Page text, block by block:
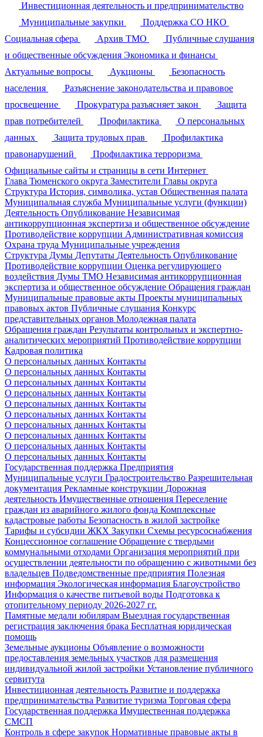
Инвестиционная деятельность и предпринимательство
Муниципальные закупки
Поддержка СО НКО
Социальная сфера
Архив ТМО
Публичные слушания
и общественные обсуждения Экономика и финансы
Актуальные вопросы
Аукционы
Безопасность
населения
Разъяснение законодательства и правовое
просвещение
Прокуратура разъясняет закон
Защита
прав потребителей
Профилактика
О персональных
данных
Защита трудовых прав
Профилактика
правонарушений
Профилактика терроризма
Официальные сайты и страницы в сети Интернет
Глава Тюменского округа Заместители Главы округа
Структура История, символика, устав Общественная палата
Муниципальная служба Муниципальные услуги (функции)
Деятельность Опубликование Независимая
антикоррупционная экспертиза и общественное обсуждение
Противодействие коррупции Административная комиссия
Охрана труда Муниципальные учреждения
Структура Думы Депутаты Деятельность Опубликование
Противодействие коррупции Оценка регулирующего
воздействия Думы ТМО Независимая антикоррупционная
экспертиза и общественное обсуждение Обращения граждан
Муниципальные правовые акты Проекты муниципальных
правовых актов Публичные слушания Конкурс
представительных органов Молодежная палата
Обращения граждан Результаты контрольных и экспертно-
аналитических мероприятий Противодействие коррупции
Кадровая политика
О персональных данных Контакты
О персональных данных Контакты
О персональных данных Контакты
О персональных данных Контакты
О персональных данных Контакты
О персональных данных Контакты
О персональных данных Контакты
О персональных данных Контакты
О персональных данных Контакты
О персональных данных Контакты
Государственная поддержка Предприятия
Муниципальные услуги Градостроительство Разрешительная
документация Рекламные конструкции Дорожная
деятельность Имущественные отношения Переселение
граждан из аварийного жилого фонда Комплексные
кадастровые работы Безопасность в жилой застройке
Тарифы и субсидии ЖКХ Закупки Схемы ресурсоснабжения
Концессионное соглашение Обращение с твердыми
коммунальными отходами Организация мероприятий при
осуществлении деятельности по обращению с животными без
владельцев Подведомственные предприятия Полезная
информация Экологическая информация Благоустройство
Информация о качестве питьевой воды Подготовка к
отопительному периоду 2026-2027 гг.
Памятные медали юбилярам Выездная государственная
регистрация заключения брака Бесплатная юридическая
помощь
Земельные аукционы Объявление о возможности
предоставления земельных участков для размещения
индивидуальной жилой застройки Установление публичного
сервитута
Инвестиционная деятельность Развитие и поддержка
предпринимательства Развитие туризма Торговая сфера
Государственная поддержка Имущественная поддержка
СМСП
Контроль в сфере закупок Нормативные правовые акты в